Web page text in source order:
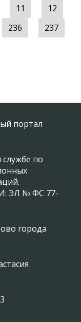
11
12
236
237
портал
по
ЭЛ № ФС 77-
города